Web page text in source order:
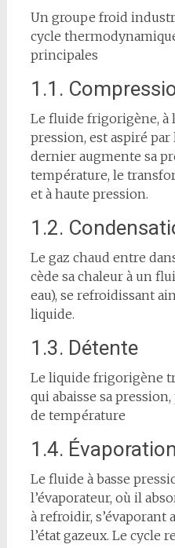
Un groupe froid
cycle
principales
1.1.
Le fluide frigorigène, à
pression, est aspiré par
dernier augmente sa
température, le
et à haute pression.
1.2.
Le gaz chaud entre
cède sa chaleur à un
eau), se refroidissant
liquide.
1.3. Détente
Le liquide frigorigène
qui abaisse sa
de température
1.4. Évaporation
Le fluide à basse
l’évaporateur, où il
à refroidir, s’évaporant
l’état gazeux. Le cycle